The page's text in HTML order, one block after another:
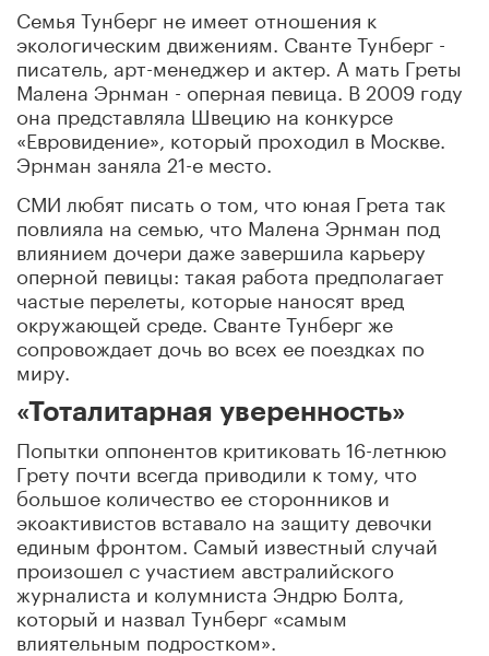
Семья Тунберг не имеет отношения к
экологическим движениям. Сванте Тунберг -
писатель, арт-менеджер и актер. А мать Греты
Малена Эрнман - оперная певица. В 2009 году
она представляла Швецию на конкурсе
«Евровидение», который проходил в Москве.
Эрнман заняла 21-е место.
СМИ любят писать о том, что юная Грета так
повлияла на семью, что Малена Эрнман под
влиянием дочери даже завершила карьеру
оперной певицы: такая работа предполагает
частые перелеты, которые наносят вред
окружающей среде. Сванте Тунберг же
сопровождает дочь во всех ее поездках по
миру.
«Тоталитарная уверенность»
Попытки оппонентов критиковать 16-летнюю
Грету почти всегда приводили к тому, что
большое количество ее сторонников и
экоактивистов вставало на защиту девочки
единым фронтом. Самый известный случай
произошел с участием австралийского
журналиста и колумниста Эндрю Болта,
который и назвал Тунберг «самым
влиятельным подростком».